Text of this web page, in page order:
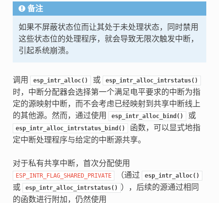
备注
如果不屏蔽状态位而让其处于未处理状态，同时禁用
这些状态位的处理程序，就会导致无限次触发中断，
引起系统崩溃。
调用 esp_intr_alloc() 或 esp_intr_alloc_intrstatus()
时，中断分配器会选择第一个满足电平要求的中断为指
定的源映射中断，而不会考虑已经映射到共享中断线上
的其他源。然而，通过使用
esp_intr_alloc_bind() 或
esp_intr_alloc_intrstatus_bind()
函数，可以显式地指
定中断处理程序与给定的中断源共享。
对于私有共享中断，首次分配使用
ESP_INTR_FLAG_SHARED_PRIVATE （通过 esp_intr_alloc()
或 esp_intr_alloc_intrstatus()
），后续的源通过相同
的函数进行附加，仍然使用